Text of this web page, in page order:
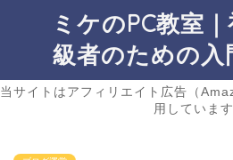
ミケのPC教室
級者のための入
当サイトはアフィリエイト広告（
用しています